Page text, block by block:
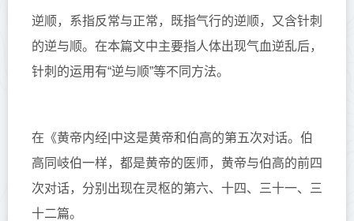
逆顺，系指反常与正常，既指气行的逆顺，又含针刺
的逆与顺。在本篇文中主要指人体出现气血逆乱后，
针刺的运用有“逆与顺”等不同方法。
在《黄帝内经|中这是黄帝和伯高的第五次对话。伯
高同岐伯一样，都是黄帝的医师，黄帝与伯高的前四
次对话，分别出现在灵枢的第六、十四、三十一、三
十二篇。